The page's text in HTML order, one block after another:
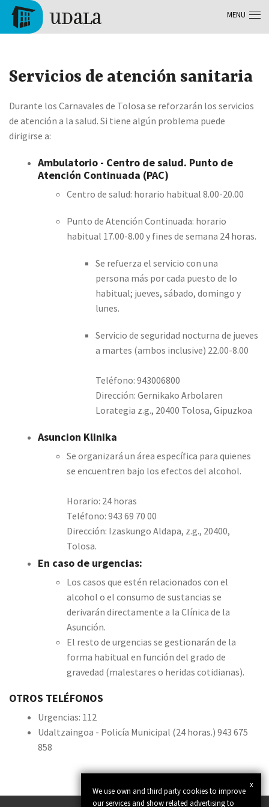
Skip to main content
Servicios de atención sanitaria
Durante los Carnavales de Tolosa se reforzarán los servicios
de atención a la salud. Si tiene algún problema puede
dirigirse a:
Ambulatorio - Centro de salud. Punto de
Atención Continuada (PAC)
Centro de salud: horario habitual 8.00-20.00
Punto de Atención Continuada: horario
habitual 17.00-8.00 y fines de semana 24 horas.
Se refuerza el servicio con una
persona más por cada puesto de lo
habitual; jueves, sábado, domingo y
lunes.
Servicio de seguridad nocturna de jueves
a martes (ambos inclusive) 22.00-8.00
​Teléfono: 943006800
Dirección: Gernikako Arbolaren
Lorategia z.g., 20400 Tolosa, Gipuzkoa
Asuncion Klinika
Se organizará un área específica para quienes
se encuentren bajo los efectos del alcohol.
Horario: 24 horas
Teléfono: 943 69 70 00
Dirección: Izaskungo Aldapa, z.g., 20400,
Tolosa.
En caso de urgencias:
Los casos que estén relacionados con el
alcohol o el consumo de sustancias se
derivarán directamente a la Clínica de la
Asunción.
El resto de urgencias se gestionarán de la
forma habitual en función del grado de
gravedad (malestares o heridas cotidianas).
OTROS TELÉFONOS
Urgencias: 112
Udaltzaingoa - Policía Municipal (24 horas.) 943 675
858
x
We use own and third party cookies to improve
our services and show related advertising to
MENU